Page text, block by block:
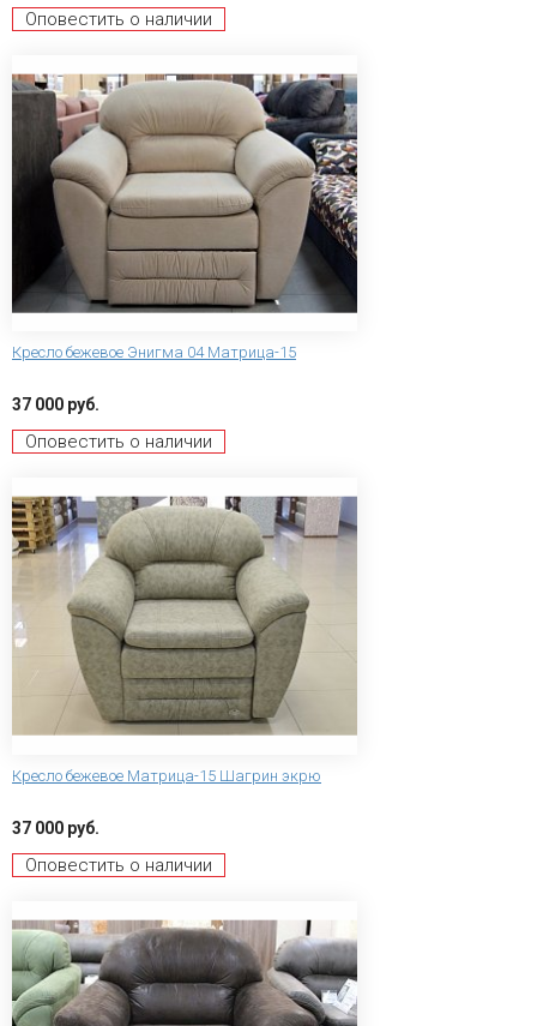
Оповестить о наличии
Кресло бежевое Энигма 04 Матрица-15
37 000 руб.
Оповестить о наличии
Кресло бежевое Матрица-15 Шагрин экрю
37 000 руб.
Оповестить о наличии